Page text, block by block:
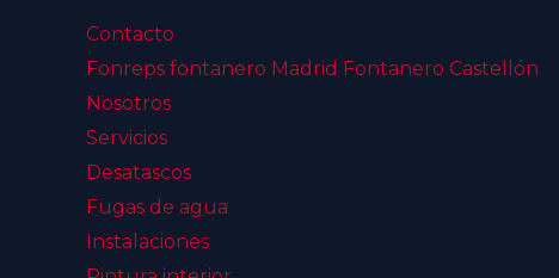
Contacto
Fonreps fontanero Madrid Fontanero Castellón
Nosotros
Servicios
Desatascos
Fugas de agua
Instalaciones